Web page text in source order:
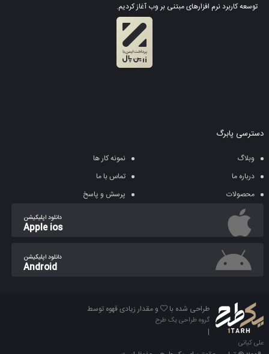
توسعه کاربرد نرم افزارهای مبتنی بر وب آغاز کردیم.
دسترسی پابرگ
وبلاگ
نمونه کار ها
درباره ما
تماس با ما
محصولات
پرسش و پاسخ
دانلود اپلیکیشن
Apple ios
دانلود اپلیکیشن
Android
طراحی شده با و مقدار زیادی قهوه توسط
گروه طراحی یک طرح
|
علی کیانی